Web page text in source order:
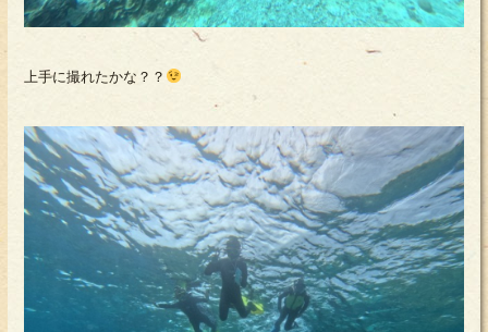
上手に撮れたかな？？